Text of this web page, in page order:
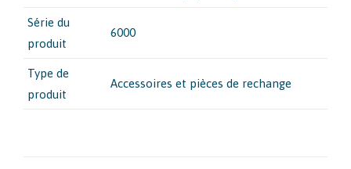
Série du
produit
6000
Type de
produit
Accessoires et pièces de rechange